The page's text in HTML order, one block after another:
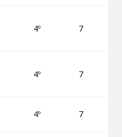
4º 7
4º 7
4º 7